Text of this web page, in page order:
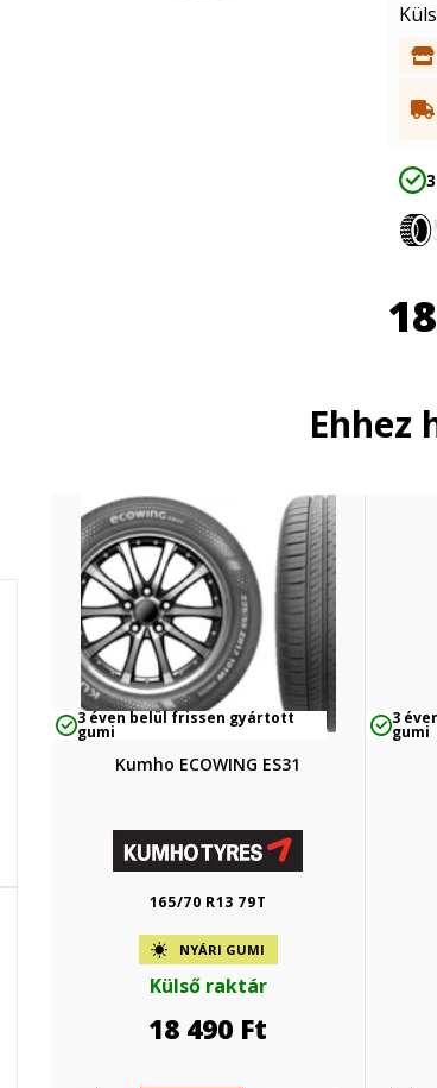
Ehhez
3 éven belül frissen gyártott
gumi
Kumho ECOWING ES31
165/70 R13 79T
NYÁRI GUMI
Külső raktár
18 490 Ft
3
gumi